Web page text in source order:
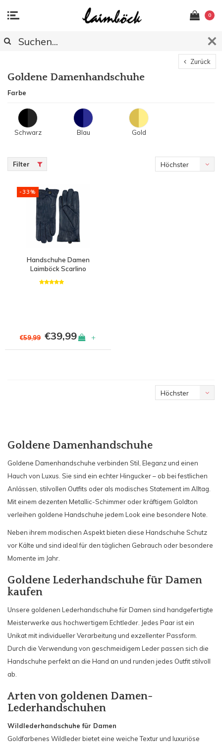
0
Zurück
Goldene Damenhandschuhe
Farbe
Schwarz Blau Gold
Filter
Höchster
-33%
Handschuhe Damen
Laimböck Scarlino
€59,99 €39,99 +
Höchster
Goldene Damenhandschuhe
Goldene Damenhandschuhe verbinden Stil, Eleganz und einen
Hauch von Luxus. Sie sind ein echter Hingucker – ob bei festlichen
Anlässen, stilvollen Outfits oder als modisches Statement im Alltag.
Mit einem dezenten Metallic-Schimmer oder kräftigem Goldton
verleihen goldene Handschuhe jedem Look eine besondere Note.
Neben ihrem modischen Aspekt bieten diese Handschuhe Schutz
vor Kälte und sind ideal für den täglichen Gebrauch oder besondere
Momente im Jahr.
Goldene Lederhandschuhe für Damen
kaufen
Unsere goldenen Lederhandschuhe für Damen sind handgefertigte
Meisterwerke aus hochwertigem Echtleder. Jedes Paar ist ein
Unikat mit individueller Verarbeitung und exzellenter Passform.
Durch die Verwendung von geschmeidigem Leder passen sich die
Handschuhe perfekt an die Hand an und runden jedes Outfit stilvoll
ab.
Arten von goldenen Damen-
Lederhandschuhen
Wildlederhandschuhe für Damen
Goldfarbenes Wildleder bietet eine weiche Textur und luxuriöse